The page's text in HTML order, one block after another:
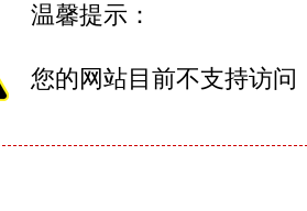
温馨提示：
您的网站目前不支持访